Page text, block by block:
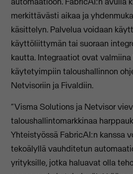
merkittävästi aikaa ja
käsittelyn. Palvelua voidaan
käyttöliittymän tai suoraan
kautta. Integraatiot ovat valmiina
käytetyimpiin taloushallinnon
Netvisoriin ja Fivaldiin.
“Visma Solutions ja Netvisor
taloushallintomarkkinaa
Yhteistyössä FabricAI:n kanssa
tekoälyllä vauhditetun
yrityksille, jotka haluavat olla